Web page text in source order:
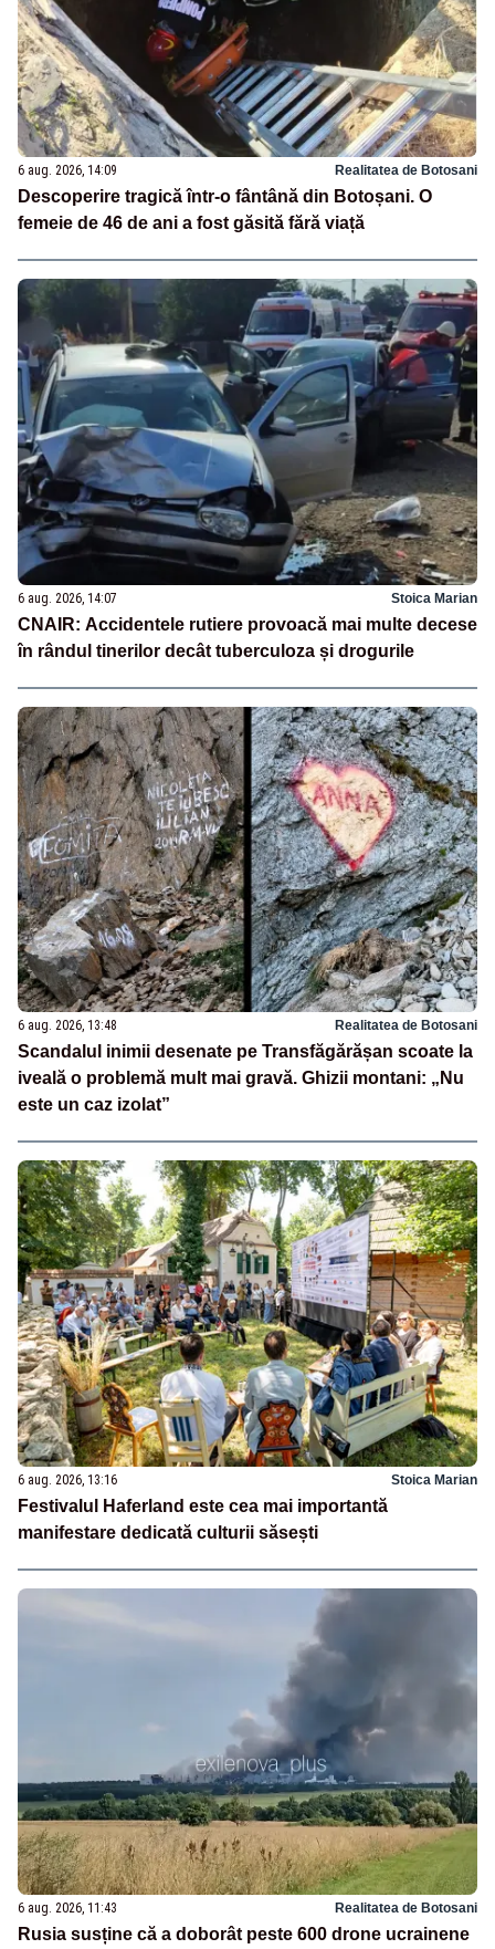
6 aug. 2026, 14:09 Realitatea de Botosani
Descoperire tragică într-o fântână din Botoșani. O
femeie de 46 de ani a fost găsită fără viață
6 aug. 2026, 14:07 Stoica Marian
CNAIR: Accidentele rutiere provoacă mai multe decese
în rândul tinerilor decât tuberculoza și drogurile
6 aug. 2026, 13:48 Realitatea de Botosani
Scandalul inimii desenate pe Transfăgărășan scoate la
iveală o problemă mult mai gravă. Ghizii montani: „Nu
este un caz izolat”
6 aug. 2026, 13:16 Stoica Marian
Festivalul Haferland este cea mai importantă
manifestare dedicată culturii săsești
6 aug. 2026, 11:43 Realitatea de Botosani
Rusia susține că a doborât peste 600 drone ucrainene